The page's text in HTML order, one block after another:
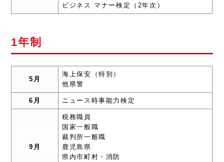
ビジネス マナー検定（2年次）
1年制
5月
海上保安（特別）
他県警
6月 ニュース時事能力検定
9月
税務職員
国家一般職
裁判所一般職
鹿児島県
県内市町村・消防